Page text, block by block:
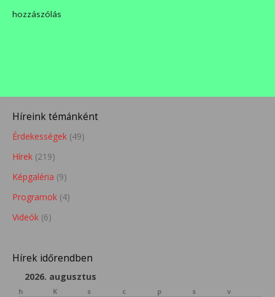
hozzászólás
Híreink témánként
Érdekességek (49)
Hírek (219)
Képgaléria (9)
Programok (4)
Videók (6)
Hírek időrendben
2026. augusztus
h K s c p s v